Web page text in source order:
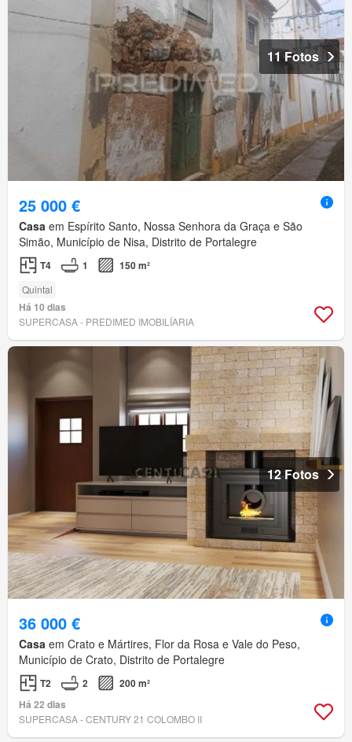
11 Fotos
25 000 €
Casa em Espírito Santo, Nossa Senhora da Graça e São
Simão, Município de Nisa, Distrito de Portalegre
T4 1 150 m²
Quintal
Há 10 dias
SUPERCASA - PREDIMED IMOBILÍARIA
12 Fotos
36 000 €
Casa em Crato e Mártires, Flor da Rosa e Vale do Peso,
Município de Crato, Distrito de Portalegre
T2 2
200 m²
Há 22 dias
SUPERCASA - CENTURY 21 COLOMBO II